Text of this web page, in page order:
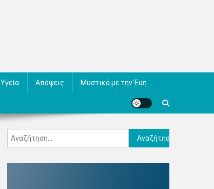
Υγεία Απόψεις Μυστικά με την Έυη
Αναζήτηση
για: